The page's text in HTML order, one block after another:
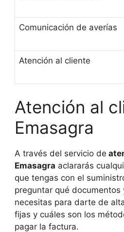
Comunicación de averías
Atención al cliente
Atención al
Emasagra
A través del servicio de
Emasagra aclararás
que tengas con el
preguntar qué documentos
necesitas para darte de
fijas y cuáles son los
pagar la factura.